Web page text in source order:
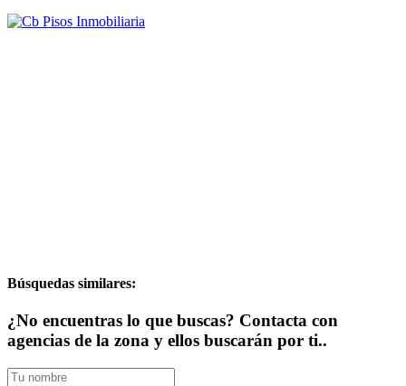
Búsquedas similares:
¿No encuentras lo que buscas? Contacta con
agencias de la zona y ellos buscarán por ti..